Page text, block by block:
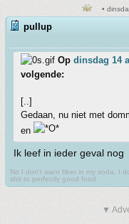
•
pullup
Op dinsdag 14
volgende:
[..]
Gedaan, nu niet met
en
Ik leef in ieder geval nog
No I don't want fiber in my soda. I
shit to perfectly good food.
▼